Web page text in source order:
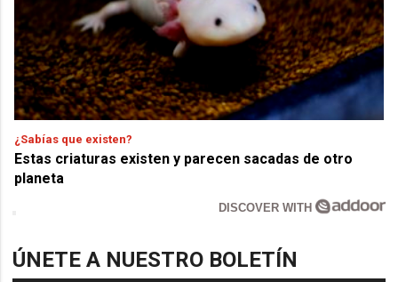
¿Sabías que existen?
Estas criaturas existen y parecen sacadas de otro
planeta
DISCOVER WITH
ÚNETE A NUESTRO BOLETÍN